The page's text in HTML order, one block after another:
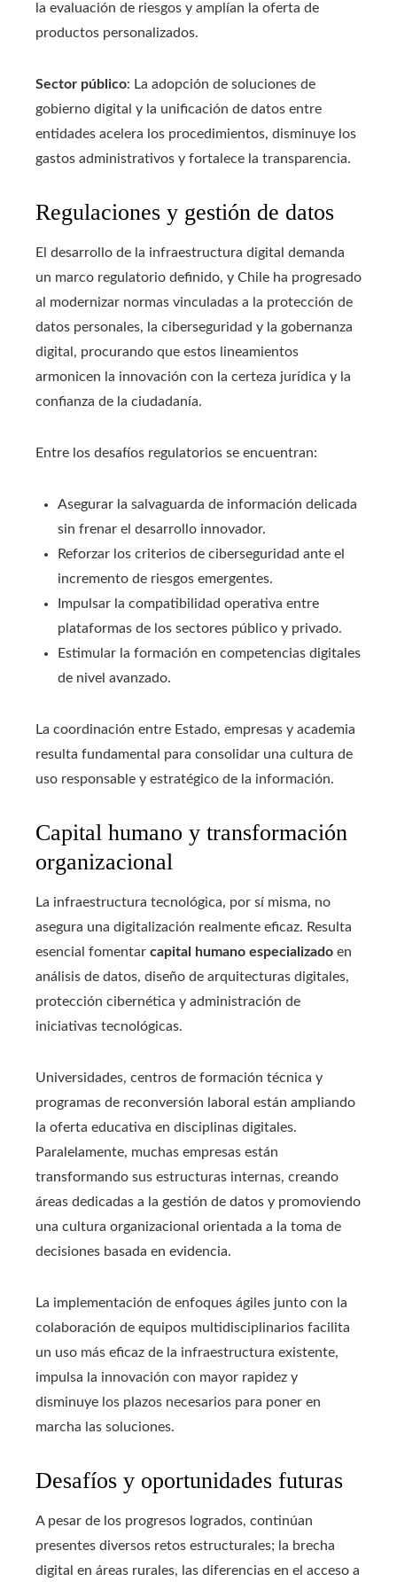
la evaluación de riesgos y amplían la oferta de
productos personalizados.
Sector público: La adopción de soluciones de
gobierno digital y la unificación de datos entre
entidades acelera los procedimientos, disminuye los
gastos administrativos y fortalece la transparencia.
Regulaciones y gestión de datos
El desarrollo de la infraestructura digital demanda
un marco regulatorio definido, y Chile ha progresado
al modernizar normas vinculadas a la protección de
datos personales, la ciberseguridad y la gobernanza
digital, procurando que estos lineamientos
armonicen la innovación con la certeza jurídica y la
confianza de la ciudadanía.
Entre los desafíos regulatorios se encuentran:
Asegurar la salvaguarda de información delicada
sin frenar el desarrollo innovador.
Reforzar los criterios de ciberseguridad ante el
incremento de riesgos emergentes.
Impulsar la compatibilidad operativa entre
plataformas de los sectores público y privado.
Estimular la formación en competencias digitales
de nivel avanzado.
La coordinación entre Estado, empresas y academia
resulta fundamental para consolidar una cultura de
uso responsable y estratégico de la información.
Capital humano y transformación
organizacional
La infraestructura tecnológica, por sí misma, no
asegura una digitalización realmente eficaz. Resulta
esencial fomentar capital humano especializado en
análisis de datos, diseño de arquitecturas digitales,
protección cibernética y administración de
iniciativas tecnológicas.
Universidades, centros de formación técnica y
programas de reconversión laboral están ampliando
la oferta educativa en disciplinas digitales.
Paralelamente, muchas empresas están
transformando sus estructuras internas, creando
áreas dedicadas a la gestión de datos y promoviendo
una cultura organizacional orientada a la toma de
decisiones basada en evidencia.
La implementación de enfoques ágiles junto con la
colaboración de equipos multidisciplinarios facilita
un uso más eficaz de la infraestructura existente,
impulsa la innovación con mayor rapidez y
disminuye los plazos necesarios para poner en
marcha las soluciones.
Desafíos y oportunidades futuras
A pesar de los progresos logrados, continúan
presentes diversos retos estructurales; la brecha
digital en áreas rurales, las diferencias en el acceso a